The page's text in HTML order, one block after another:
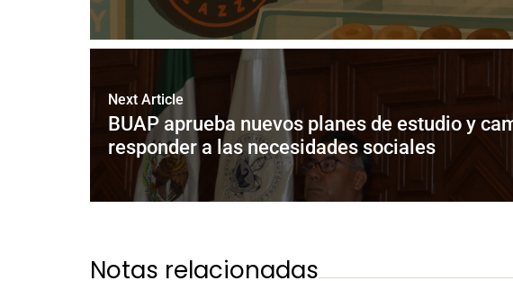
Next Article
BUAP aprueba nuevos planes de estudio y
responder a las necesidades sociales
Notas relacionadas